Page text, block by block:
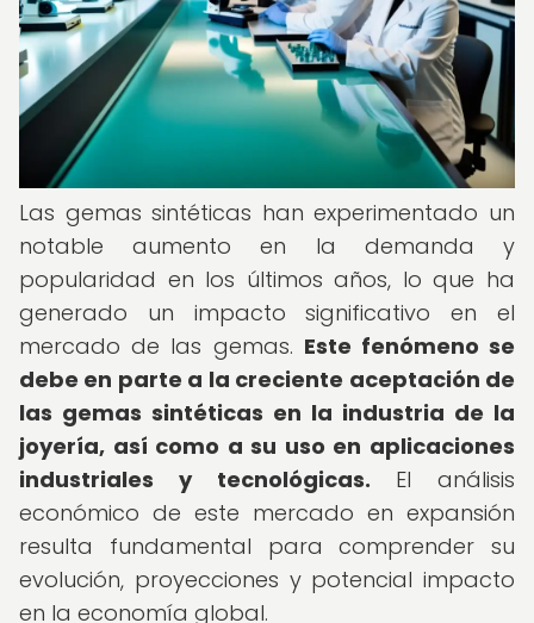
Las gemas sintéticas han experimentado un
notable aumento en la demanda y
popularidad en los últimos años, lo que ha
generado un impacto significativo en el
mercado de las gemas. Este fenómeno se
debe en parte a la creciente aceptación de
las gemas sintéticas en la industria de la
joyería, así como a su uso en aplicaciones
industriales y tecnológicas. El análisis
económico de este mercado en expansión
resulta fundamental para comprender su
evolución, proyecciones y potencial impacto
en la economía global.